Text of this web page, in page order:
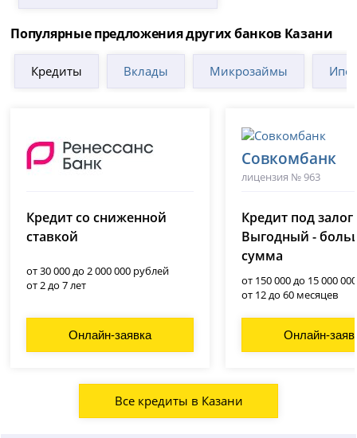
Популярные предложения других банков Казани
Кредиты Вклады Микрозаймы
(Ренессанс Кредит)
лицензия № 3354
Кредит со сниженной
ставкой
от 30 000 до 2 000 000 рублей
от 2 до 7 лет
Онлайн-заявка
Совкомбанк
лицензия № 963
Кредит под залог
Выгодный -
сумма
от 150 000 до 15 000
от 12 до 60 месяцев
Онлайн-
Все кредиты в Казани